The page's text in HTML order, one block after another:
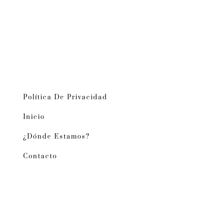
Política De Privacidad
Inicio
¿Dónde Estamos?
Contacto